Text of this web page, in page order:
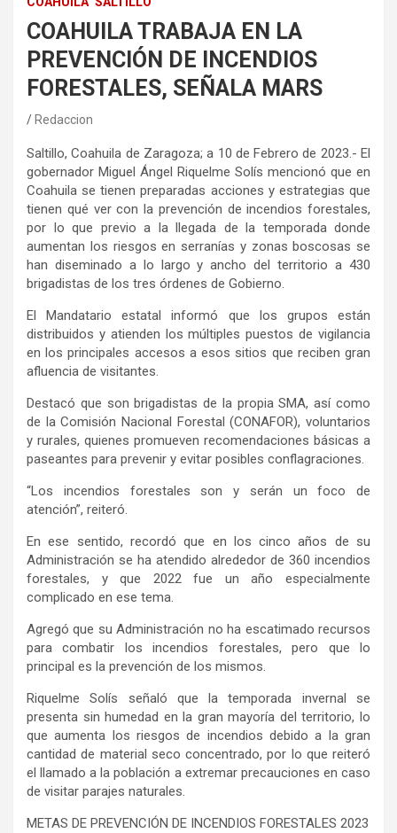
COAHUILA TRABAJA EN LA
PREVENCIÓN DE INCENDIOS
FORESTALES, SEÑALA MARS
Redaccion
Saltillo, Coahuila de Zaragoza; a 10 de Febrero de 2023.- El
gobernador Miguel Ángel Riquelme Solís mencionó que en
Coahuila se tienen preparadas acciones y estrategias que
tienen qué ver con la prevención de incendios forestales,
por lo que previo a la llegada de la temporada donde
aumentan los riesgos en serranías y zonas boscosas se
han diseminado a lo largo y ancho del territorio a 430
brigadistas de los tres órdenes de Gobierno.
El Mandatario estatal informó que los grupos están
distribuidos y atienden los múltiples puestos de vigilancia
en los principales accesos a esos sitios que reciben gran
afluencia de visitantes.
Destacó que son brigadistas de la propia SMA, así como
de la Comisión Nacional Forestal (CONAFOR), voluntarios
y rurales, quienes promueven recomendaciones básicas a
paseantes para prevenir y evitar posibles conflagraciones.
“Los incendios forestales son y serán un foco de
atención”, reiteró.
En ese sentido, recordó que en los cinco años de su
Administración se ha atendido alrededor de 360 incendios
forestales, y que 2022 fue un año especialmente
complicado en ese tema.
Agregó que su Administración no ha escatimado recursos
para combatir los incendios forestales, pero que lo
principal es la prevención de los mismos.
Riquelme Solís señaló que la temporada invernal se
presenta sin humedad en la gran mayoría del territorio, lo
que aumenta los riesgos de incendios debido a la gran
cantidad de material seco concentrado, por lo que reiteró
el llamado a la población a extremar precauciones en caso
de visitar parajes naturales.
METAS DE PREVENCIÓN DE INCENDIOS FORESTALES 2023